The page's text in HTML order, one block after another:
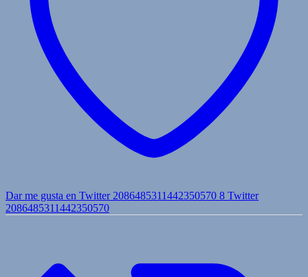
Dar me gusta en Twitter 2086485311442350570 8 Twitter
2086485311442350570